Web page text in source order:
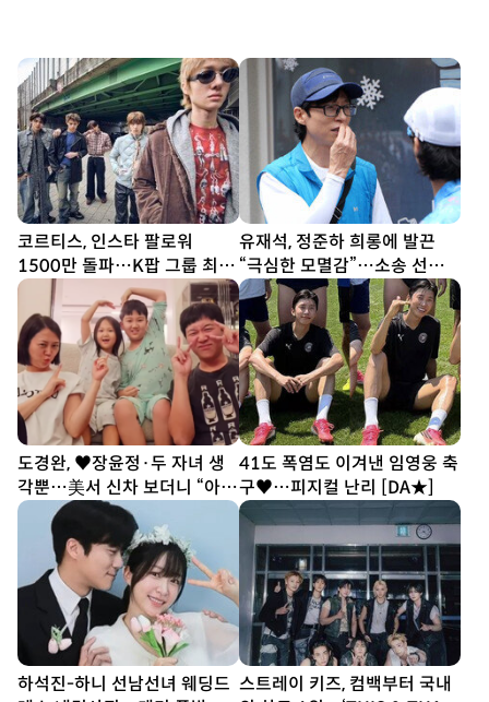
코르티스, 인스타 팔로워
1500만 돌파…K팝 그룹 최단
기간
유재석, 정준하 희롱에 발끈
“극심한 모멸감”…소송 선언
(놀뭐)
도경완, ♥장윤정·두 자녀 생
각뿐…美서 신차 보더니 “아빠
열심히 할게” [SD톡톡]
41도 폭염도 이겨낸 임영웅 축
구♥…피지컬 난리 [DA★]
하석진-하니 선남선녀 웨딩드 스트레이 키즈, 컴백부터 국내